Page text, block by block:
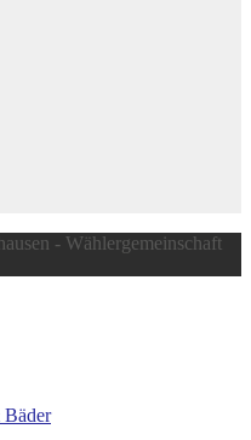
- Wählergemeinschaft
Bäder